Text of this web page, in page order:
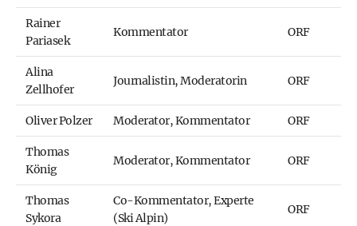
Rainer
Pariasek
Kommentator ORF
Alina
Zellhofer
Journalistin, Moderatorin ORF
Oliver Polzer Moderator, Kommentator ORF
Thomas
König
Moderator, Kommentator ORF
Thomas
Sykora
Co-Kommentator, Experte
(Ski Alpin)
ORF